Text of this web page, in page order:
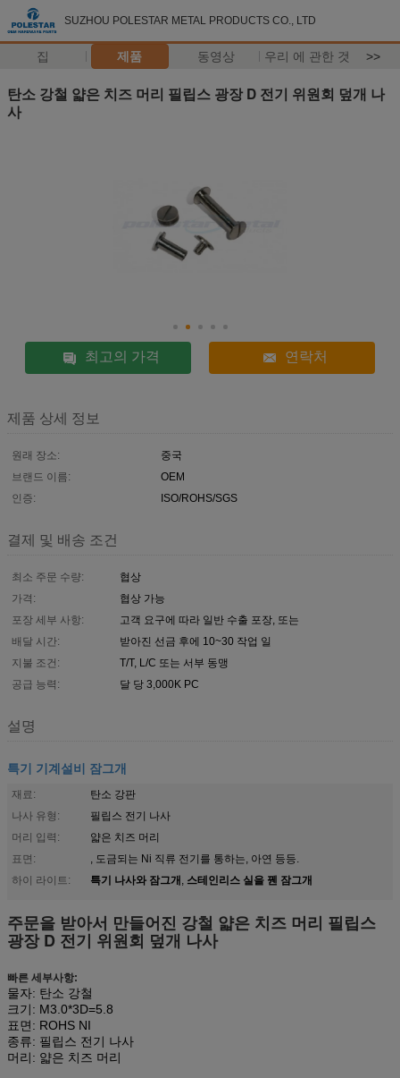
SUZHOU POLESTAR METAL PRODUCTS CO., LTD
집 제품 동영상 우리 에 관한 것 >>
탄소 강철 얇은 치즈 머리 필립스 광장 D 전기 위원회 덮개 나
사
최고의 가격 연락처
제품 상세 정보
원래 장소:
중국
브랜드 이름:
OEM
인증:
ISO/ROHS/SGS
결제 및 배송 조건
최소 주문 수량:
협상
가격:
협상 가능
포장 세부 사항:
고객 요구에 따라 일반 수출 포장, 또는
배달 시간:
받아진 선금 후에 10~30 작업 일
지불 조건:
T/T, L/C 또는 서부 동맹
공급 능력:
달 당 3,000K PC
설명
특기 기계설비 잠그개
재료:
탄소 강판
나사 유형:
필립스 전기 나사
머리 입력:
얇은 치즈 머리
표면:
, 도금되는 Ni 직류 전기를 통하는, 아연 등등.
하이 라이트:
특기 나사와 잠그개, 스테인리스 실을 꿴 잠그개
주문을 받아서 만들어진 강철 얇은 치즈 머리 필립스
광장 D 전기 위원회 덮개 나사
빠른 세부사항:
물자: 탄소 강철
크기: M3.0*3D=5.8
표면: ROHS NI
종류: 필립스 전기 나사
머리: 얇은 치즈 머리